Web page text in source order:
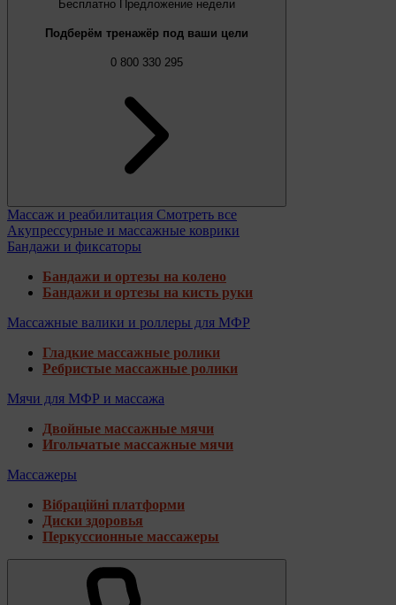
Бесплатно Предложение недели
Подберём тренажёр под ваши цели
0 800 330 295
Массаж и реабилитация Смотреть все
Акупрессурные и массажные коврики
Бандажи и фиксаторы
Бандажи и ортезы на колено
Бандажи и ортезы на кисть руки
Массажные валики и роллеры для МФР
Гладкие массажные ролики
Ребристые массажные ролики
Мячи для МФР и массажа
Двойные массажные мячи
Игольчатые массажные мячи
Массажеры
Вібраційні платформи
Диски здоровья
Перкуссионные массажеры